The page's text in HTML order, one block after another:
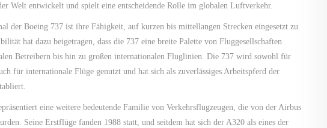
Welt entwickelt und spielt eine entscheidende Rolle im globalen Luftverkehr.
der Boeing 737 ist ihre Fähigkeit, auf kurzen bis mittellangen Strecken eingesetzt zu
hat dazu beigetragen, dass die 737 eine breite Palette von Fluggesellschaften
Betreibern bis hin zu großen internationalen Fluglinien. Die 737 wird sowohl für
für internationale Flüge genutzt und hat sich als zuverlässiges Arbeitspferd der
eine weitere bedeutende Familie von Verkehrsflugzeugen, die von der Airbus
Seine Erstflüge fanden 1988 statt, und seitdem hat sich der A320 als eines der